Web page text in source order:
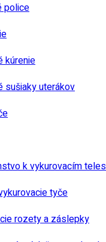
police
kúrenie
sušiaky uterákov
k vykurovacím
tyče
rozety a záslepky